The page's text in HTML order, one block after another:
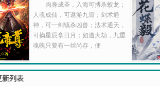
肉身成圣，入海可搏杀蛟龙；
人魂成仙，可遨游九霄；剑术通
神，可一剑镇杀凶兽；法术通天，
可摘星辰拿日月；如遭大劫，九重
魂魄只要有一丝尚存，便
新列表